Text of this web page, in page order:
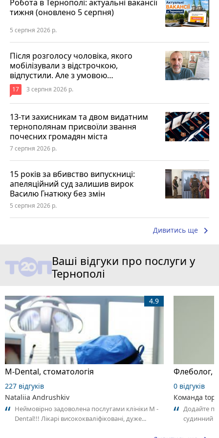
Робота в Тернополі: актуальні вакансії
тижня (оновлено 5 серпня)
5 серпня 2026 р.
Після розголосу чоловіка, якого
мобілізували з відстрочкою,
відпустили. Але з умовою…
17 3 серпня 2026 р.
13-ти захисникам та двом видатним
тернополянам присвоїли звання
почесних громадян міста
7 серпня 2026 р.
15 років за вбивство випускниці:
апеляційний суд залишив вирок
Василю Гнатюку без змін
5 серпня 2026 р.
Дивитись ще keyboard_arrow_right
Ваші відгуки про послуги у
Тернополі
M-Dental, стоматологія
4.9
227 відгуків
Nataliia Andrushkiv
Неймовірно задоволена послугами клініки М -
Dental!!! Лікарі висококваліфіковані, дуже...
0 відгуків
Команда
Додайте
судинний